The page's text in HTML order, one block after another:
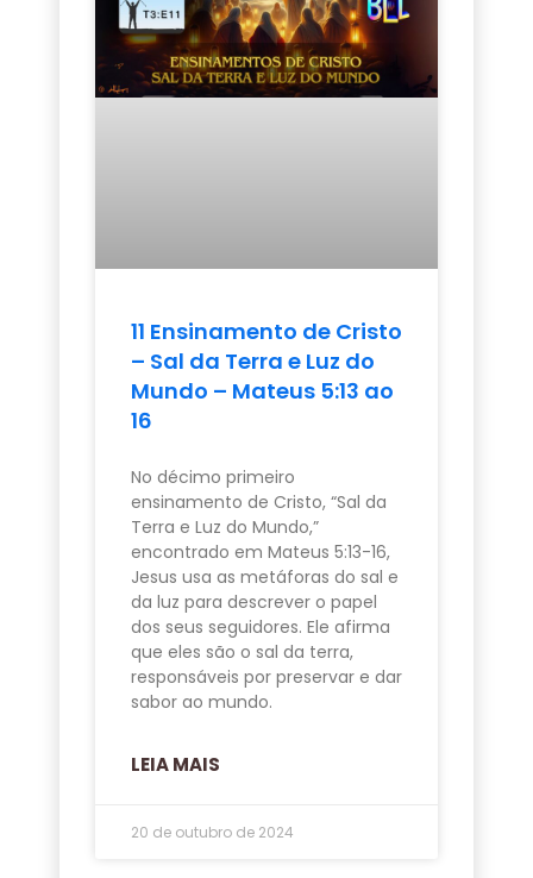
11 Ensinamento de Cristo
– Sal da Terra e Luz do
Mundo – Mateus 5:13 ao
16
No décimo primeiro
ensinamento de Cristo, “Sal da
Terra e Luz do Mundo,”
encontrado em Mateus 5:13-16,
Jesus usa as metáforas do sal e
da luz para descrever o papel
dos seus seguidores. Ele afirma
que eles são o sal da terra,
responsáveis por preservar e dar
sabor ao mundo.
LEIA MAIS
20 de outubro de 2024